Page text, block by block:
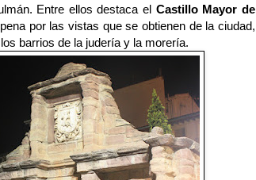
Entre ellos destaca el Castillo Mayor de
por las vistas que se obtienen de la ciudad,
barrios de la judería y la morería.